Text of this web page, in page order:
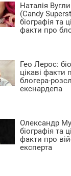
Наталія
(Candy
біографія та
факти про
Гео Лерос:
цікаві факти
блогера-
екснардепа
Олександр
біографія та
факти про
експерта